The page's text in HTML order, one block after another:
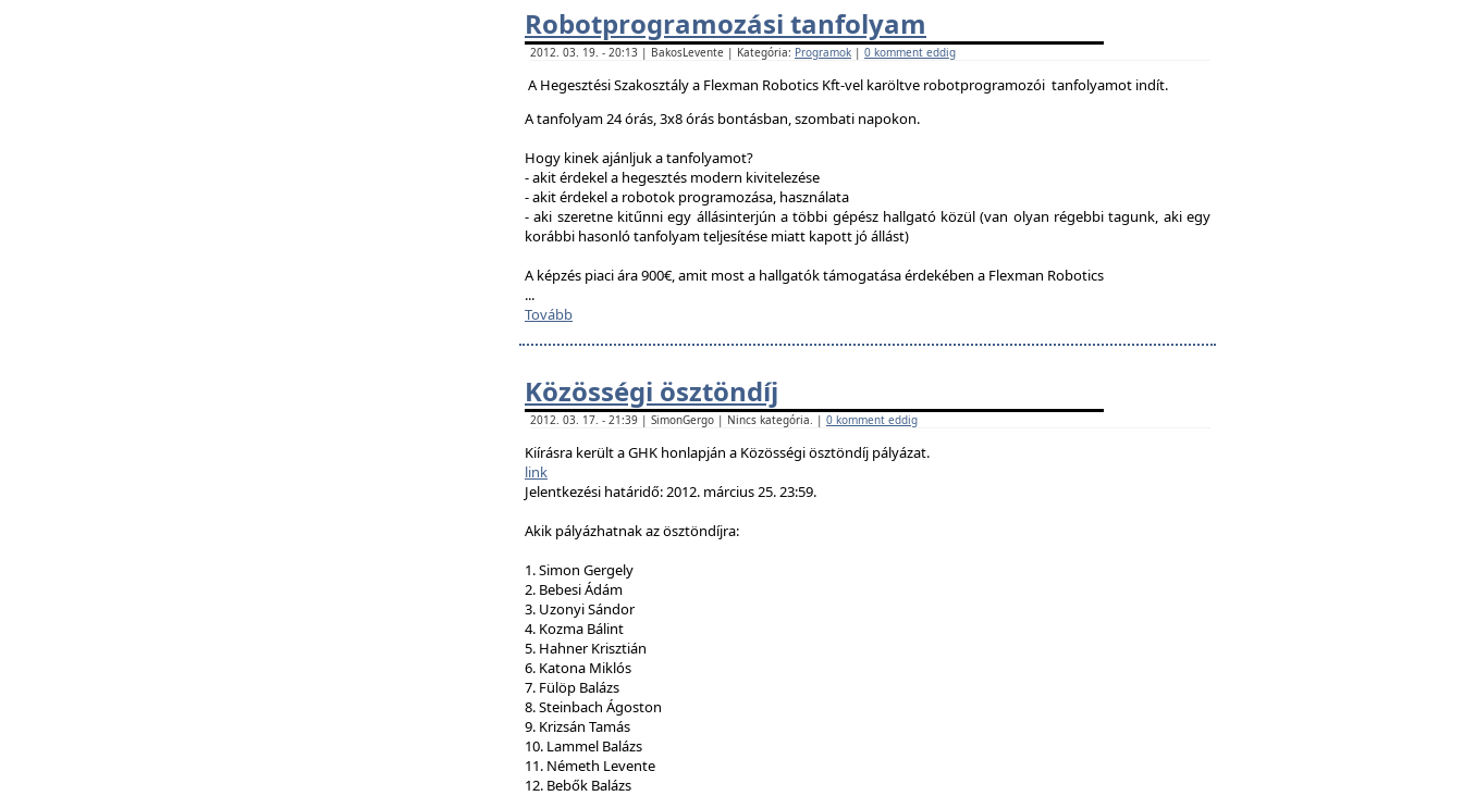
Robotprogramozási tanfolyam
2012. 03. 19. - 20:13 | BakosLevente | Kategória: Programok | 0 komment eddig
A Hegesztési Szakosztály a Flexman Robotics Kft-vel karöltve robotprogramozói tanfolyamot indít.
A tanfolyam 24 órás, 3x8 órás bontásban, szombati napokon.
Hogy kinek ajánljuk a tanfolyamot?
- akit érdekel a hegesztés modern kivitelezése
- akit érdekel a robotok programozása, használata
- aki szeretne kitűnni egy állásinterjún a többi gépész hallgató közül (van olyan régebbi tagunk, aki egy
korábbi hasonló tanfolyam teljesítése miatt kapott jó állást)
A képzés piaci ára 900€, amit most a hallgatók támogatása érdekében a Flexman Robotics
...
Tovább
Közösségi ösztöndíj
2012. 03. 17. - 21:39 | SimonGergo | Nincs kategória. | 0 komment eddig
Kiírásra került a GHK honlapján a Közösségi ösztöndíj pályázat.
link
Jelentkezési határidő: 2012. március 25. 23:59.
Akik pályázhatnak az ösztöndíjra:
1. Simon Gergely
2. Bebesi Ádám
3. Uzonyi Sándor
4. Kozma Bálint
5. Hahner Krisztián
6. Katona Miklós
7. Fülöp Balázs
8. Steinbach Ágoston
9. Krizsán Tamás
10. Lammel Balázs
11. Németh Levente
12. Bebők Balázs